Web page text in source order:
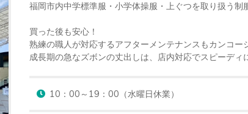
福岡市内中学標準服・小学体操服・上ぐつを取り扱う制
買った後も安心！
熟練の職人が対応するアフターメンテナンスもカンコー
成長期の急なズボンの丈出しは、店内対応でスピーディ
10：00～19：00（水曜日休業）